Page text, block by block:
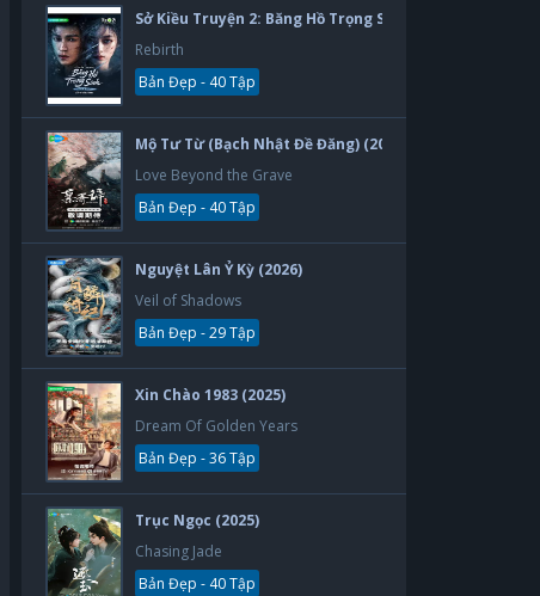
Sở Kiều Truyện 2: Băng Hồ Trọng Sinh (2026)
Rebirth
Bản Đẹp - 40 Tập
Mộ Tư Từ (Bạch Nhật Đề Đăng) (2026)
Love Beyond the Grave
Bản Đẹp - 40 Tập
Nguyệt Lân Ỷ Kỳ (2026)
Veil of Shadows
Bản Đẹp - 29 Tập
Xin Chào 1983 (2025)
Dream Of Golden Years
Bản Đẹp - 36 Tập
Trục Ngọc (2025)
Chasing Jade
Bản Đẹp - 40 Tập